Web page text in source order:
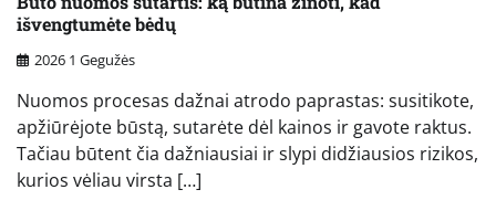
išvengtumėte bėdų
2026 1 Gegužės
Nuomos procesas dažnai atrodo paprastas: susitikote,
apžiūrėjote būstą, sutarėte dėl kainos ir gavote raktus.
Tačiau būtent čia dažniausiai ir slypi didžiausios rizikos,
kurios vėliau virsta […]